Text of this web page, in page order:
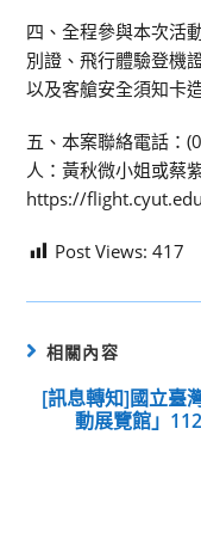
四、全程參與本次活
別證、飛行體驗登機
以及客艙安全須知卡
五、本案聯絡電話：
人：黃秋微小姐或蔡
https://
Post Views: 417
相關內容
[訊息轉知]國立臺
動展覽館」